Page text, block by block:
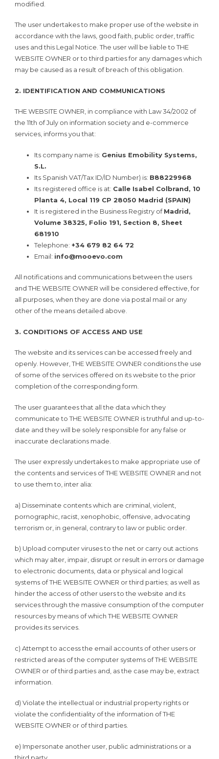
modified.
The user undertakes to make proper use of the website in
accordance with the laws, good faith, public order, traffic
uses and this Legal Notice. The user will be liable to THE
WEBSITE OWNER or to third parties for any damages which
may be caused as a result of breach of this obligation.
2. IDENTIFICATION AND COMMUNICATIONS
THE WEBSITE OWNER, in compliance with Law 34/2002 of
the 11th of July on information society and e-commerce
services, informs you that:
Its company name is: Genius Emobility Systems,
S.L.
Its Spanish VAT/Tax ID/ID Number) is: B88229968
Its registered office is at: Calle Isabel Colbrand, 10
Planta 4, Local 119 CP 28050 Madrid (SPAIN)
It is registered in the Business Registry ofMadrid,
Volume 38325, Folio 191, Section 8, Sheet
681910
Telephone: +34 679 82 64 72
Email: info@mooevo.com
All notifications and communications between the users
and THE WEBSITE OWNER will be considered effective, for
all purposes, when they are done via postal mail or any
other of the means detailed above.
3. CONDITIONS OF ACCESS AND USE
The website and its services can be accessed freely and
openly. However, THE WEBSITE OWNER conditions the use
of some of the services offered on its website to the prior
completion of the corresponding form.
The user guarantees that all the data which they
communicate to THE WEBSITE OWNER is truthful and up-to-
date and they will be solely responsible for any false or
inaccurate declarations made.
The user expressly undertakes to make appropriate use of
the contents and services of THE WEBSITE OWNER and not
to use them to, inter alia:
a) Disseminate contents which are criminal, violent,
pornographic, racist, xenophobic, offensive, advocating
terrorism or, in general, contrary to law or public order.
b) Upload computer viruses to the net or carry out actions
which may alter, impair, disrupt or result in errors or damage
to electronic documents, data or physical and logical
systems of THE WEBSITE OWNER or third parties; as well as
hinder the access of other users to the website and its
services through the massive consumption of the computer
resources by means of which THE WEBSITE OWNER
provides its services.
c) Attempt to access the email accounts of other users or
restricted areas of the computer systems of THE WEBSITE
OWNER or of third parties and, as the case may be, extract
information.
d) Violate the intellectual or industrial property rights or
violate the confidentiality of the information of THE
WEBSITE OWNER or of third parties.
e) Impersonate another user, public administrations or a